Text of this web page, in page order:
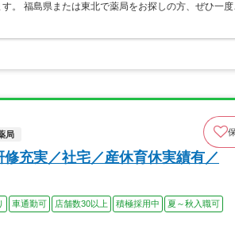
。 福島県または東北で薬局をお探しの方、ぜひ一度
局
充実／社宅／産休育休実績有／
車通勤可 店舗数30以上 積極採用中
夏～秋入職可